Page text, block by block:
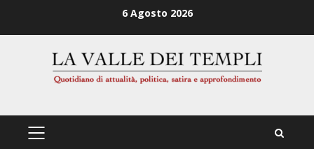
6 Agosto 2026
PRIMÄRES